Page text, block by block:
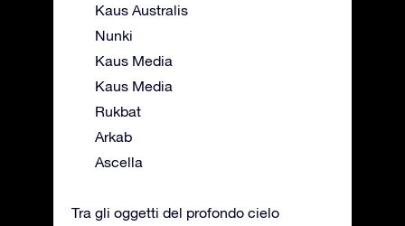
Kaus Australis
Nunki
Kaus Media
Kaus Media
Rukbat
Arkab
Ascella
Tra gli oggetti del profondo cielo